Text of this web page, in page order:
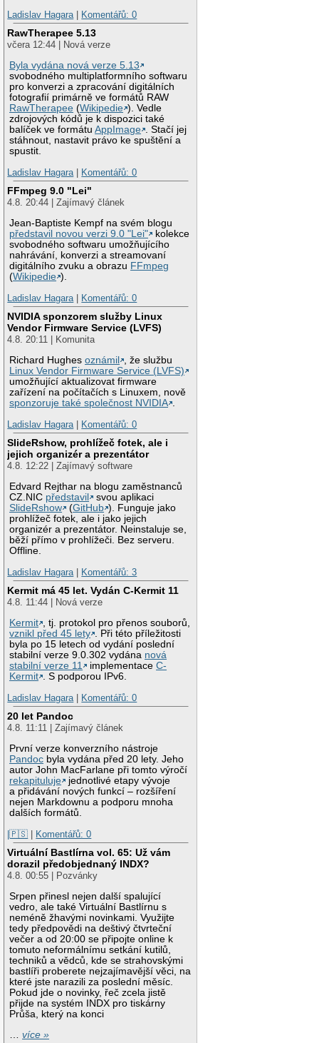
Ladislav Hagara
Komentářů: 0
RawTherapee 5.13
včera 12:44 | Nová verze
Byla vydána nová verze 5.13
svobodného multiplatformního softwaru
pro konverzi a zpracování digitálních
fotografií primárně ve formátů RAW
RawTherapee (Wikipedie ). Vedle
zdrojových kódů je k dispozici také
balíček ve formátuAppImage . Stačí jej
stáhnout, nastavit právo ke spuštění a
spustit.
Ladislav Hagara
Komentářů: 0
FFmpeg 9.0 "Lei"
4.8. 20:44 | Zajímavý článek
Jean-Baptiste Kempf na svém blogu
představil novou verzi 9.0 "Lei"
kolekce
svobodného softwaru umožňujícího
nahrávání, konverzi a streamovaní
digitálního zvuku a obrazu FFmpeg
(Wikipedie ).
Ladislav Hagara
Komentářů: 0
NVIDIA sponzorem služby Linux
Vendor Firmware Service (LVFS)
4.8. 20:11 | Komunita
Richard Hughesoznámil
, že službu
Linux Vendor Firmware Service (LVFS)
umožňující aktualizovat firmware
zařízení na počítačích s Linuxem, nově
sponzoruje také společnost NVIDIA .
Ladislav Hagara | Komentářů: 0
SlideRshow, prohlížeč fotek, ale i
jejich organizér a prezentátor
4.8. 12:22 | Zajímavý software
Edvard Rejthar na blogu zaměstnanců
CZ.NIC představil
svou aplikaci
SlideRshow
(GitHub ). Funguje jako
prohlížeč fotek, ale i jako jejich
organizér a prezentátor. Neinstaluje se,
běží přímo v prohlížeči. Bez serveru.
Offline.
Ladislav Hagara | Komentářů: 3
Kermit má 45 let. Vydán C-Kermit 11
4.8. 11:44 | Nová verze
Kermit , tj. protokol pro přenos souborů,
vznikl před 45 lety . Při této příležitosti
byla po 15 letech od vydání poslední
stabilní verze 9.0.302 vydána nová
stabilní verze 11
implementaceC-
Kermit . S podporou IPv6.
Ladislav Hagara | Komentářů: 0
20 let Pandoc
4.8. 11:11 | Zajímavý článek
První verze konverzního nástroje
Pandoc byla vydána před 20 lety. Jeho
autor John MacFarlane při tomto výročí
rekapituluje
jednotlivé etapy vývoje
a přidávání nových funkcí – rozšíření
nejen Markdownu a podporu mnoha
dalších formátů.
|🇵🇸 | Komentářů: 0
Virtuální Bastlírna vol. 65: Už vám
dorazil předobjednaný INDX?
4.8. 00:55 | Pozvánky
Srpen přinesl nejen další spalující
vedro, ale také Virtuální Bastlírnu s
neméně žhavými novinkami. Využijte
tedy předpovědi na deštivý čtvrteční
večer a od 20:00 se připojte online k
tomuto neformálnímu setkání kutilů,
techniků a vědců, kde se strahovskými
bastlíři proberete nejzajímavější věci, na
které jste narazili za poslední měsíc.
Pokud jde o novinky, řeč zcela jistě
přijde na systém INDX pro tiskárny
Průša, který na konci
…více »